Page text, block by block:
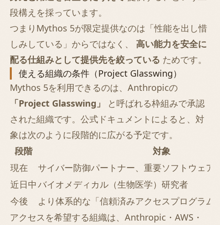
段構えを採っています。
つまりMythos 5が限定提供なのは「性能を出し惜
しみしている」からではなく、 高い能力を安全に
配る仕組みとして提供先を絞っている ためです。
使える組織の条件（Project Glasswing）
Mythos 5を利用できるのは、Anthropicの
「Project Glasswing」
と呼ばれる枠組みで承認
された組織です。公式ドキュメントによると、対
象は次のように段階的に広がる予定です。
段階
対象
現在
サイバー防御パートナー、重要ソフトウェア
近日中バイオメディカル（生物医学）研究者
今後
より体系的な「信頼済みアクセスプログラム
アクセスを希望する組織は、Anthropic・AWS・